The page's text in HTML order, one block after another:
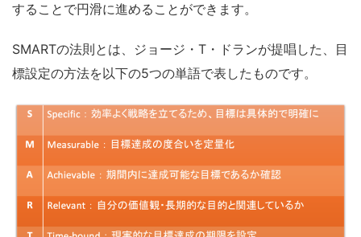
することで円滑に進めることができます。
SMARTの法則とは、ジョージ・T・ドランが提唱した、目
標設定の方法を以下の5つの単語で表したものです。